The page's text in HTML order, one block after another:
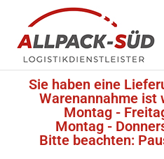
Sie haben eine
Warenannahme
Montag -
Montag -
Bitte beachten: